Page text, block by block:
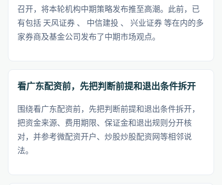
召开，将本轮机构中期策略发布推至高潮。此前，已
有包括 天风证券 、 中信建投 、 兴业证券 等在内的多
家券商及基金公司发布了中期市场观点。
看广东配资前，先把判断前提和退出条件拆开
围绕看广东配资前，先把判断前提和退出条件拆开，
把资金来源、费用期限、保证金和退出规则分开核
对，并参考微配资开户、炒股炒股配资网等相邻说
法。